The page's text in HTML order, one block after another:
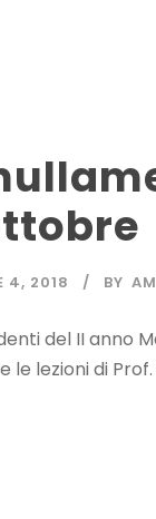
4, 2018 BY
del II anno
lezioni di